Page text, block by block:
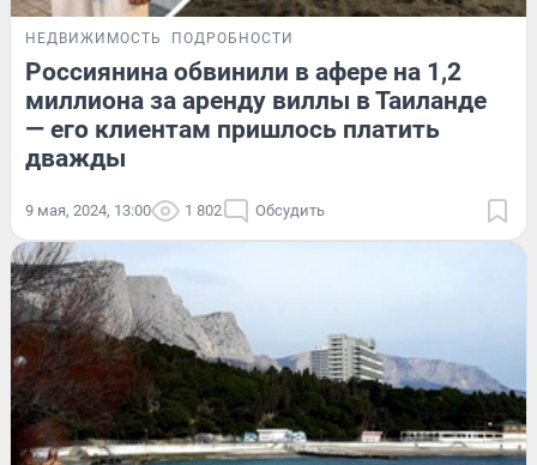
НЕДВИЖИМОСТЬ ПОДРОБНОСТИ
Россиянина обвинили в афере на 1,2
миллиона за аренду виллы в Таиланде
— его клиентам пришлось платить
дважды
9 мая, 2024, 13:00 1 802 Обсудить